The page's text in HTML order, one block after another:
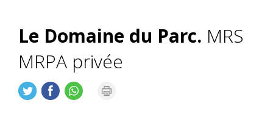
Le Domaine du Parc. MRS
MRPA privée